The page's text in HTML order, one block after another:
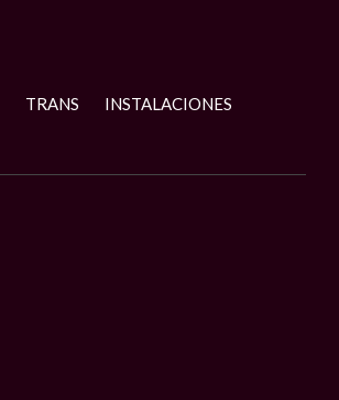
TRANS INSTALACIONES